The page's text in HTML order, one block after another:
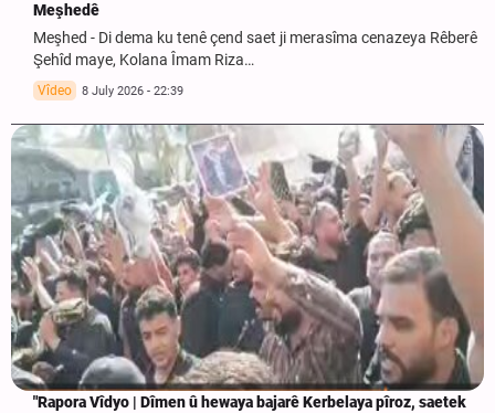
Meşhedê
Meşhed - Di dema ku tenê çend saet ji merasîma cenazeya Rêberê
Şehîd maye, Kolana Îmam Riza…
Vîdeo 8 July 2026 - 22:39
"Rapora Vîdyo | Dîmen û hewaya bajarê Kerbelaya pîroz, saetek